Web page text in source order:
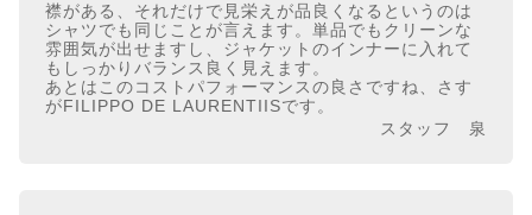
襟がある、それだけで見栄えが品良くなるというのは
シャツでも同じことが言えます。単品でもクリーンな
雰囲気が出せますし、ジャケットのインナーに入れて
もしっかりバランス良く見えます。
あとはこのコストパフォーマンスの良さですね、さす
がFILIPPO DE LAURENTIISです。
スタッフ 泉